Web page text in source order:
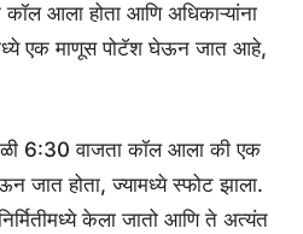
आला होता आणि अधिकाऱ्यांना
एक माणूस पोटॅश घेऊन जात आहे,
6:30 वाजता कॉल आला की एक
जात होता, ज्यामध्ये स्फोट झाला.
केला जातो आणि ते अत्यंत